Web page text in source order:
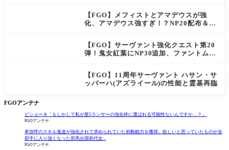
【FGO】メフィストとアマデウスが強
化、アマデウス強すぎ！？NP20配布＆Ar
【FGO】サーヴァント強化クエスト第20
弾！鬼女紅葉にNP30追加、ファントムも
【FGO】11周年サーヴァント ハサン・サ
ッバーハ(アズライール)の性能と霊基再臨
FGOアンテナ
ビショーネ「もしかして私が星5ランサーの強化枠に選ばれる可能性ないんですか…？」
FGOアンテナ
卑弥呼のスキル鬼道が強化されて求められていた初動能力を獲得。欲しいと思っていたものが全
部手に入り強くなった邪馬台国初代女...
FGOアンテナ